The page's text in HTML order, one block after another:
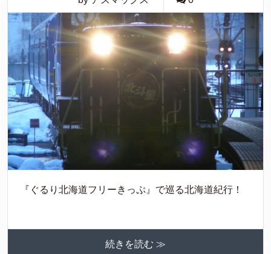
『ぐるり北海道フリーきっぷ』で巡る北海道紀行！
続きを読む ≫